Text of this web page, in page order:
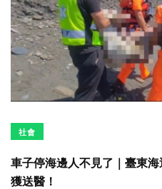
社會
車子停海邊人不見了｜臺東
獲送醫！